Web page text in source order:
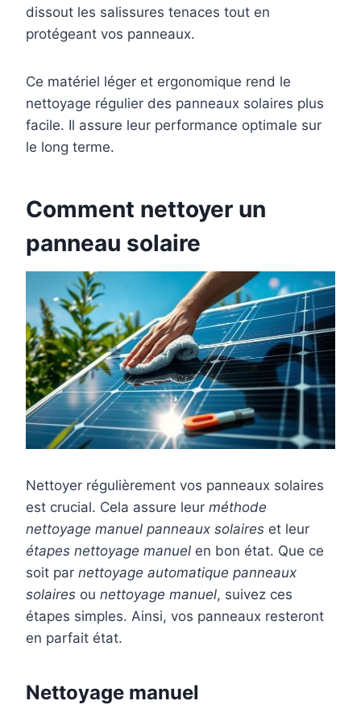
dissout les salissures tenaces tout en
protégeant vos panneaux.
Ce matériel léger et ergonomique rend le
nettoyage régulier des panneaux solaires plus
facile. Il assure leur performance optimale sur
le long terme.
Comment nettoyer un
panneau solaire
Nettoyer régulièrement vos panneaux solaires
est crucial. Cela assure leur méthode
nettoyage manuel panneaux solaires et leur
étapes nettoyage manuel en bon état. Que ce
soit par nettoyage automatique panneaux
solaires ou nettoyage manuel, suivez ces
étapes simples. Ainsi, vos panneaux resteront
en parfait état.
Nettoyage manuel